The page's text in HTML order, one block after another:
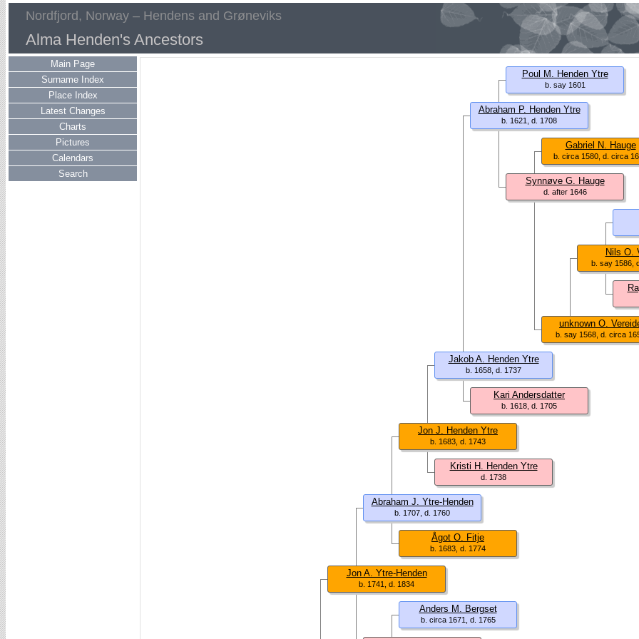
Nordfjord, Norway – Hendens and Grøneviks
Alma Henden's Ancestors
Main Page
Surname Index
Place Index
Latest Changes
Charts
Pictures
Calendars
Search
Poul M. Henden Ytre
b. say 1601
Abraham P. Henden Ytre
b. 1621, d. 1708
Gabriel N. Hauge
b. circa 1580, d. circa
Synnøve G. Hauge
d. after 1646
Nils O.
b. say 1586,
unknown O.
b. say 1568, d. circa
Jakob A. Henden Ytre
b. 1658, d. 1737
Kari Andersdatter
b. 1618, d. 1705
Jon J. Henden Ytre
b. 1683, d. 1743
Kristi H. Henden Ytre
d. 1738
Abraham J. Ytre-Henden
b. 1707, d. 1760
Ågot O. Fitje
b. 1683, d. 1774
Jon A. Ytre-Henden
b. 1741, d. 1834
Anders M. Bergset
b. circa 1671, d. 1765